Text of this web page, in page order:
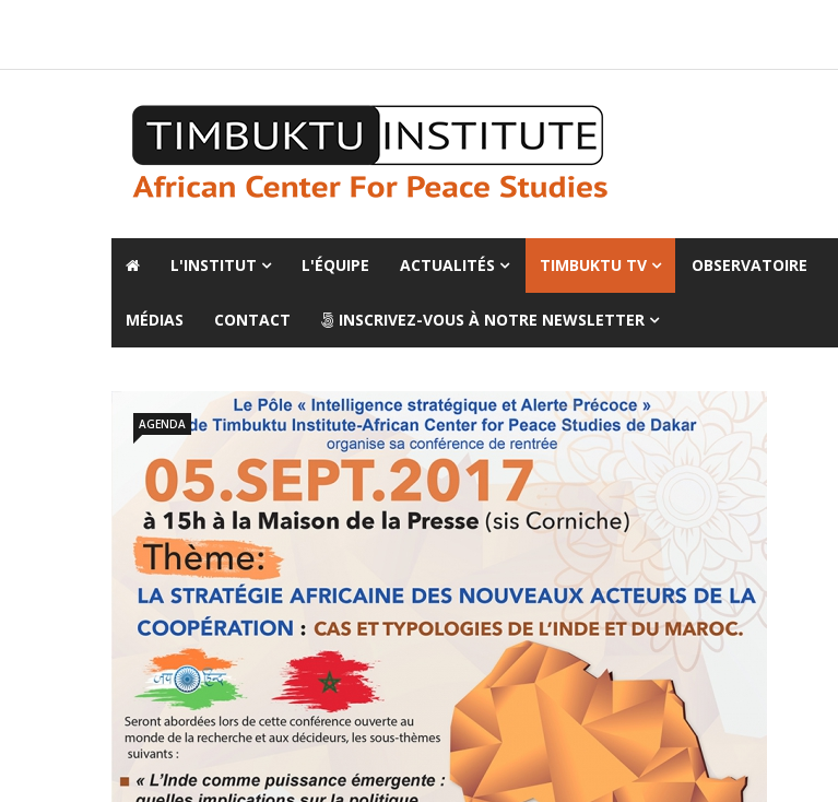
L'INSTITUT L'ÉQUIPE ACTUALITÉS TIMBUKTU TV OBSERVATOIRE
MÉDIAS CONTACT INSCRIVEZ-VOUS À NOTRE NEWSLETTER
AGENDA